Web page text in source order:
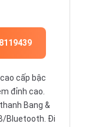
cấp bậc
đỉnh cao.
Bang &
Bluetooth. Đi